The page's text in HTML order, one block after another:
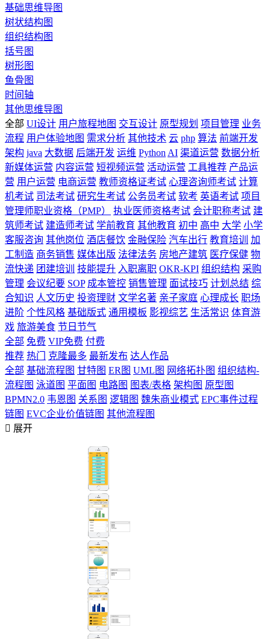
基础思维导图
树状结构图
组织结构图
括号图
树形图
鱼骨图
时间轴
其他思维导图
全部 UI设计 用户旅程地图 交互设计 原型规划 项目管理 业务
流程 用户体验地图 需求分析 其他技术 云 php 算法 前端开发
架构 java 大数据 后端开发 运维 Python AI 渠道运营 数据分析
新媒体运营 内容运营 短视频运营 活动运营 工具推荐 产品运
营 用户运营 电商运营 教师资格证考试 心理咨询师考试 计算
机考试 司法考试 研究生考试 公务员考试 软考 英语考试 项目
管理师职业资格（PMP）
执业医师资格考试 会计职称考试 建
筑师考试 建造师考试 学前教育 其他教育 初中 高中 大学 小学
客服咨询 其他岗位 酒店餐饮 金融保险 汽车出行 教育培训
加
工制造 商务销售 媒体出版 法律法务 房地产建筑 医疗保健 物
流快递 团建培训 技能提升 入职离职 OKR-KPI 组织结构 采购
管理 会议纪要 SOP 成本管控 销售管理 面试技巧 计划总结 综
合知识 人文历史 投资理财 文学名著 亲子家庭 心理成长 职场
进阶 个性风格 基础版式 通用模板 影视综艺 生活常识 体育游
戏 旅游美食 节日节气
全部 免费 VIP免费 付费
推荐 热门 克隆最多 最新发布 达人作品
全部 基础流程图 甘特图 ER图 UML图 网络拓扑图 组织结构-
流程图 泳道图 平面图 电路图 图表/表格 架构图 原型图
BPMN2.0 韦恩图 关系图 逻辑图 魏朱商业模式 EPC事件过程
链图 EVC企业价值链图 其他流程图
 展开